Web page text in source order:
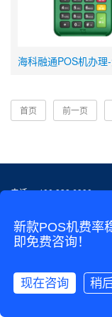
首页 前一页
电话： 400 838 6990
皖ICP备2022014036号
COPYRIGHT©2014-
版权所有
新款POS机费率
即免费咨询！
现在咨询 稍